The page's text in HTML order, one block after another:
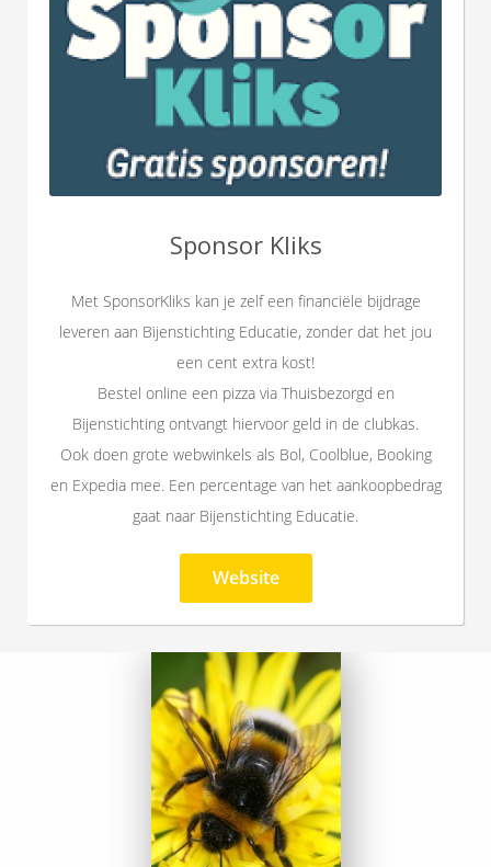
Sponsor Kliks
Met SponsorKliks kan je zelf een financiële bijdrage
leveren aan Bijenstichting Educatie, zonder dat het jou
een cent extra kost!
Bestel online een pizza via Thuisbezorgd en
Bijenstichting ontvangt hiervoor geld in de clubkas.
Ook doen grote webwinkels als Bol, Coolblue, Booking
en Expedia mee. Een percentage van het aankoopbedrag
gaat naar Bijenstichting Educatie.
Website